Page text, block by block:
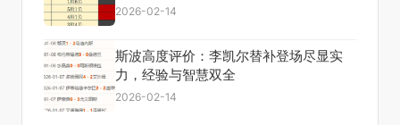
2026-02-14
斯波高度评价：李凯尔替补登场尽显实
力，经验与智慧双全
2026-02-14